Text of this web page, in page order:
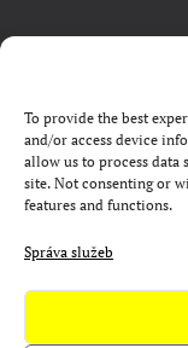
To provide the best
and/or access device
allow us to process data
site. Not consenting or
features and functions.
Správa služeb
RYCHLÉ
Watch&Know
Kontakty
FAQ
Camp 4Science
Materiály pro média